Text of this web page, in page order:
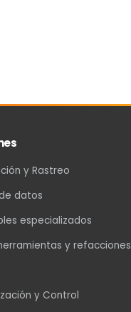
y Rastreo
datos
especializados
y refacciones
y Control